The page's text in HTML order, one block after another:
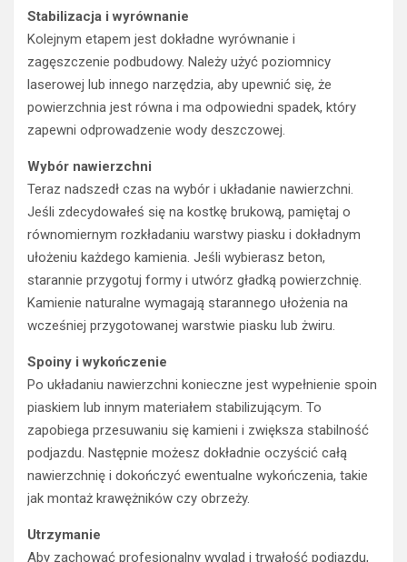
Stabilizacja i wyrównanie
Kolejnym etapem jest dokładne wyrównanie i
zagęszczenie podbudowy. Należy użyć poziomnicy
laserowej lub innego narzędzia, aby upewnić się, że
powierzchnia jest równa i ma odpowiedni spadek, który
zapewni odprowadzenie wody deszczowej.
Wybór nawierzchni
Teraz nadszedł czas na wybór i układanie nawierzchni.
Jeśli zdecydowałeś się na kostkę brukową, pamiętaj o
równomiernym rozkładaniu warstwy piasku i dokładnym
ułożeniu każdego kamienia. Jeśli wybierasz beton,
starannie przygotuj formy i utwórz gładką powierzchnię.
Kamienie naturalne wymagają starannego ułożenia na
wcześniej przygotowanej warstwie piasku lub żwiru.
Spoiny i wykończenie
Po układaniu nawierzchni konieczne jest wypełnienie spoin
piaskiem lub innym materiałem stabilizującym. To
zapobiega przesuwaniu się kamieni i zwiększa stabilność
podjazdu. Następnie możesz dokładnie oczyścić całą
nawierzchnię i dokończyć ewentualne wykończenia, takie
jak montaż krawężników czy obrzeży.
Utrzymanie
Aby zachować profesjonalny wygląd i trwałość podjazdu,